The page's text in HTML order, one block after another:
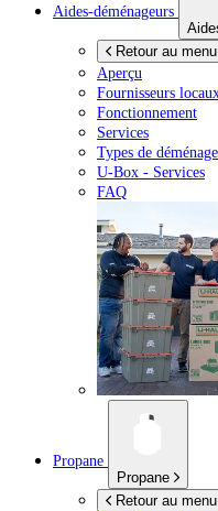
Aides-déménageurs
Retour au
Aperçu
Fournisseurs
Fonctionnement
Services
Types de
U-Box - Services
FAQ
Propane
Propane
Retour au